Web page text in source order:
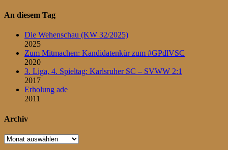
An diesem Tag
Die Wehenschau (KW 32/2025)
2025
Zum Mitmachen: Kandidatenkür zum #GPdlVSC
2020
3. Liga, 4. Spieltag: Karlsruher SC – SVWW 2:1
2017
Erholung ade
2011
Archiv
Archiv